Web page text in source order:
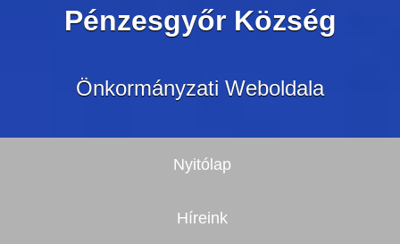
Pénzesgyőr Község
Önkormányzati Weboldala
Nyitólap
Híreink